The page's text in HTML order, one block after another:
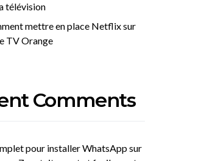
télévision
mettre en place Netflix sur
TV Orange
Comments
pour installer WhatsApp sur